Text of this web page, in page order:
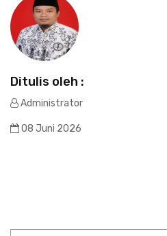
Ditulis oleh :
Administrator
08 Juni 2026